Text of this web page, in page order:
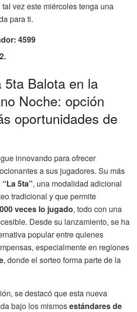
vez este miércoles tenga una
para ti.
4599
5ta Balota en la
Noche: opción
oportunidades de
innovando para ofrecer
a sus jugadores. Su más
“La 5ta”, una modalidad adicional
tradicional y que permite
veces lo jugado, todo con una
Desde su lanzamiento, se ha
popular entre quienes
especialmente en regiones
, donde el sorteo forma parte de la
se destacó que esta nueva
bajo los mismosestándares de